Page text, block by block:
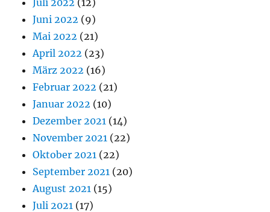
Juni 2022 (9)
Mai 2022 (21)
April 2022 (23)
März 2022 (16)
Februar 2022 (21)
Januar 2022 (10)
Dezember 2021 (14)
November 2021 (22)
Oktober 2021 (22)
September 2021 (20)
August 2021 (15)
Juli 2021 (17)